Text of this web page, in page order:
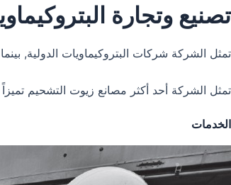
تصنيع وتجارة
تمثل الشركة شركات البتروكيماويات الدولية,
تمثل الشركة أحد أكثر مصانع زيوت التشحيم
الخدمات